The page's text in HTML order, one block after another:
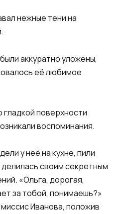
нежные тени на
аккуратно уложены,
её любимое
поверхности
воспоминания.
у неё на кухне, пили
своим секретным
«Ольга, дорогая,
за тобой, понимаешь?»
Иванова, положив